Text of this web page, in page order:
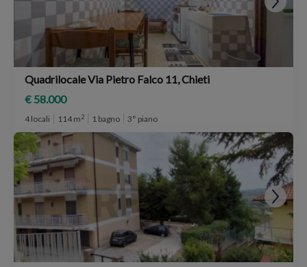
Quadrilocale Via Pietro Falco 11, Chieti
€ 58.000
4 locali 114 m2 1 bagno 3° piano